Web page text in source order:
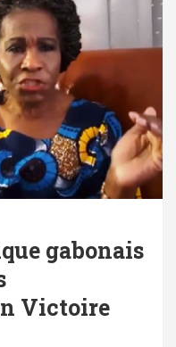
gabonais
Victoire